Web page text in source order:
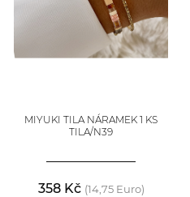
MIYUKI TILA NÁRAMEK 1 KS
TILA/N39
358 Kč (14,75 Euro)